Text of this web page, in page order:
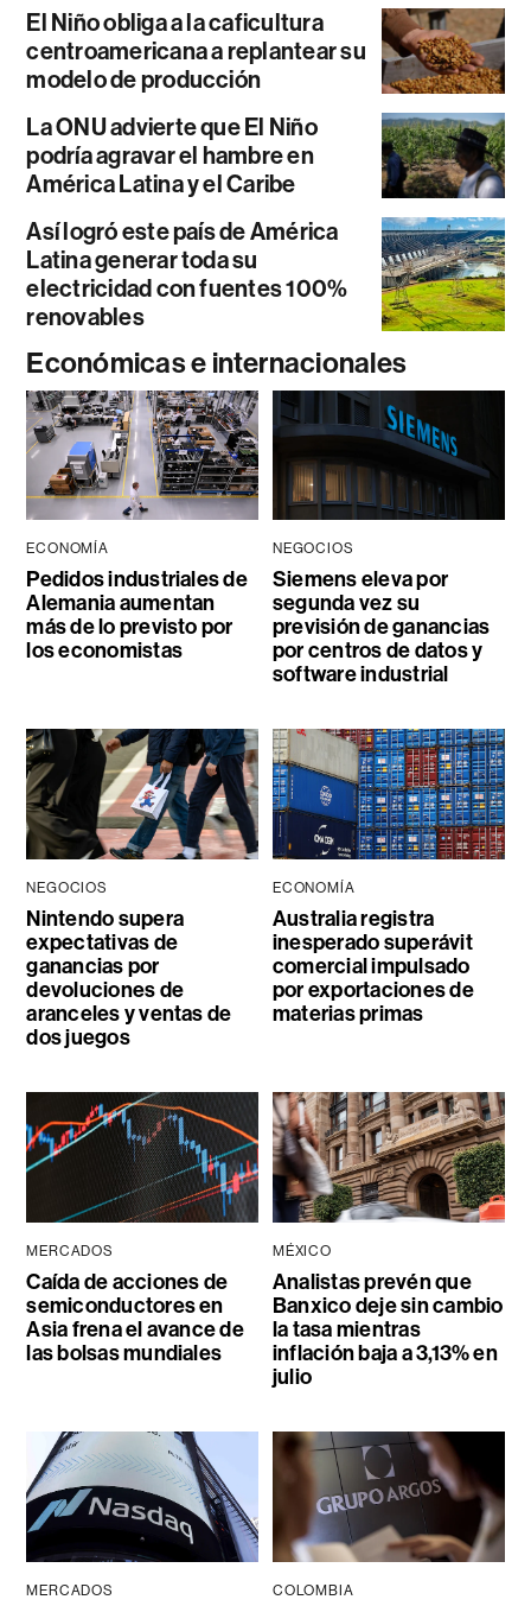
El Niño obliga a la caficultura
centroamericana a replantear su
modelo de producción
La ONU advierte que El Niño
podría agravar el hambre en
América Latina y el Caribe
Así logró este país de América
Latina generar toda su
electricidad con fuentes 100%
renovables
Económicas e internacionales
ECONOMÍA
Pedidos industriales de
Alemania aumentan
más de lo previsto por
los economistas
NEGOCIOS
Siemens eleva por
segunda vez su
previsión de ganancias
por centros de datos y
software industrial
NEGOCIOS
Nintendo supera
expectativas de
ganancias por
devoluciones de
aranceles y ventas de
dos juegos
ECONOMÍA
Australia registra
inesperado superávit
comercial impulsado
por exportaciones de
materias primas
MERCADOS
Caída de acciones de
semiconductores en
Asia frena el avance de
las bolsas mundiales
MÉXICO
Analistas prevén que
Banxico deje sin cambio
la tasa mientras
inflación baja a 3,13% en
julio
MERCADOS COLOMBIA